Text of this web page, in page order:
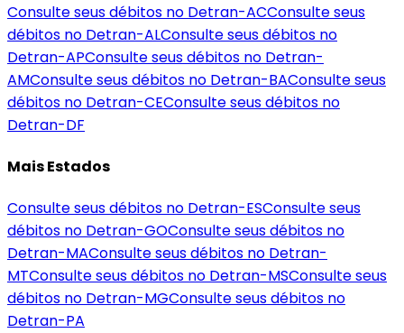
Consulte seus débitos no Detran-ACConsulte seus
débitos no Detran-ALConsulte seus débitos no
Detran-APConsulte seus débitos no Detran-
AMConsulte seus débitos no Detran-BAConsulte seus
débitos no Detran-CEConsulte seus débitos no
Detran-DF
Mais Estados
Consulte seus débitos no Detran-ESConsulte seus
débitos no Detran-GOConsulte seus débitos no
Detran-MAConsulte seus débitos no Detran-
MTConsulte seus débitos no Detran-MSConsulte seus
débitos no Detran-MGConsulte seus débitos no
Detran-PA